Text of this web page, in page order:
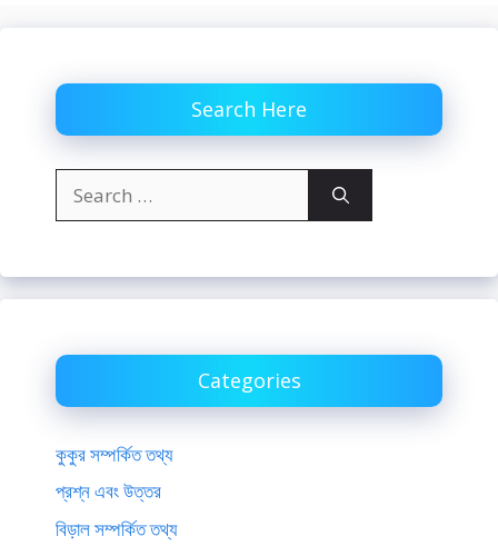
Search Here
for:
Categories
কুকুর সম্পর্কিত তথ্য
প্রশ্ন এবং উত্তর
বিড়াল সম্পর্কিত তথ্য